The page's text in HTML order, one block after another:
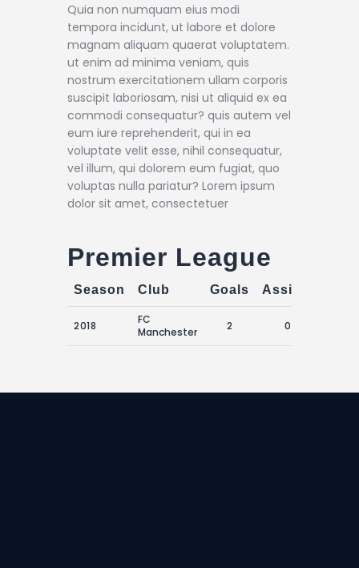
Quia non numquam eius modi
tempora incidunt, ut labore et dolore
magnam aliquam quaerat voluptatem.
ut enim ad minima veniam, quis
nostrum exercitationem ullam corporis
suscipit laboriosam, nisi ut aliquid ex ea
commodi consequatur? quis autem vel
eum iure reprehenderit, qui in ea
voluptate velit esse, nihil consequatur,
vel illum, qui dolorem eum fugiat, quo
voluptas nulla pariatur? Lorem ipsum
dolor sit amet, consectetuer
Premier League
Season Club Goals Assists
2018
FC
Manchester
2 0